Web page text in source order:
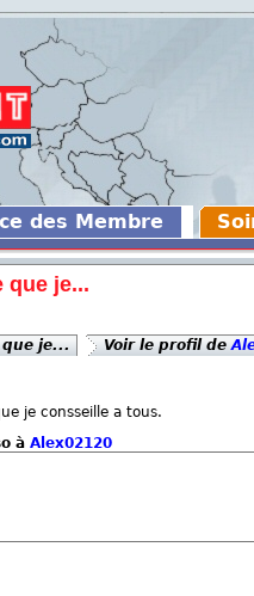
des Membre
que je...
je... Voir le profil de
je consseille a tous.
à Alex02120